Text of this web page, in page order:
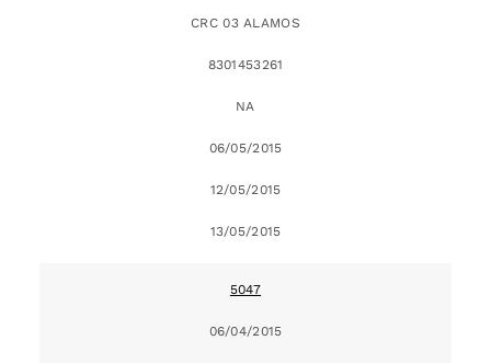
CRC 03 ALAMOS
8301453261
NA
06/05/2015
12/05/2015
13/05/2015
5047
06/04/2015